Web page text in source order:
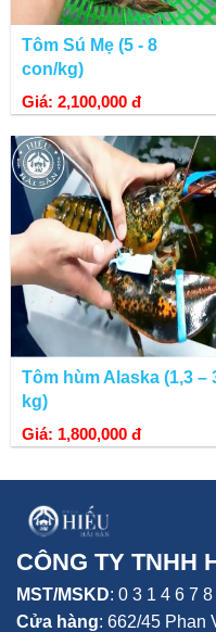
Tôm Sú Mẹ (5 - 8
con/kg)
Giá: 2,100,000 đ
Tôm hùm Alaska (1,3 –
kg)
Giá: 1,800,000 đ
CÔNG TY TNHH
MST/MSKD: 0 3 1 4 6 7
Cửa hàng: 662/45 Phan